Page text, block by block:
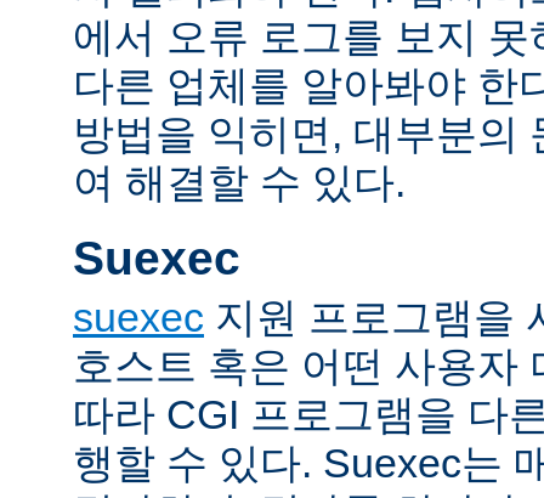
에서 오류 로그를 보지
다른 업체를 알아봐야 한
방법을 익히면, 대부분의
여 해결할 수 있다.
Suexec
suexec 지원 프로그램을
호스트 혹은 어떤 사용자
따라 CGI 프로그램을 다
행할 수 있다. Suexec는